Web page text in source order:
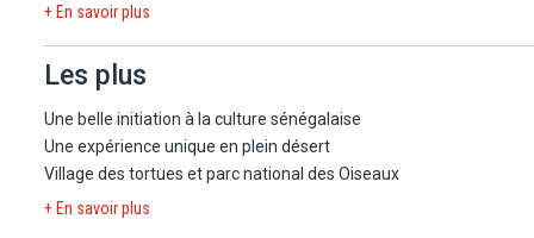
+ En savoir plus
Les plus
Une belle initiation à la culture sénégalaise
Une expérience unique en plein désert
Village des tortues et parc national des Oiseaux
+ En savoir plus